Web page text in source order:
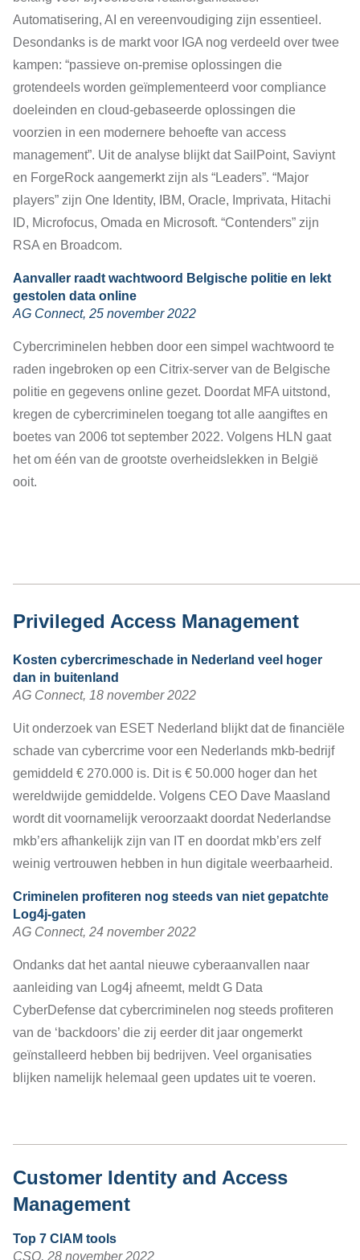
Automatisering, AI en vereenvoudiging zijn essentieel.
Desondanks is de markt voor IGA nog verdeeld over twee
kampen: “passieve on-premise oplossingen die
grotendeels worden geïmplementeerd voor compliance
doeleinden en cloud-gebaseerde oplossingen die
voorzien in een modernere behoefte van access
management”. Uit de analyse blijkt dat SailPoint, Saviynt
en ForgeRock aangemerkt zijn als “Leaders”. “Major
players” zijn One Identity, IBM, Oracle, Imprivata, Hitachi
ID, Microfocus, Omada en Microsoft. “Contenders” zijn
RSA en Broadcom.
Aanvaller raadt wachtwoord Belgische politie en lekt
gestolen data online
AG Connect, 25 november 2022
Cybercriminelen hebben door een simpel wachtwoord te
raden ingebroken op een Citrix-server van de Belgische
politie en gegevens online gezet. Doordat MFA uitstond,
kregen de cybercriminelen toegang tot alle aangiftes en
boetes van 2006 tot september 2022. Volgens HLN gaat
het om één van de grootste overheidslekken in België
ooit.
Privileged Access Management
Kosten cybercrimeschade in Nederland veel hoger
dan in buitenland
AG Connect, 18 november 2022
Uit onderzoek van ESET Nederland blijkt dat de financiële
schade van cybercrime voor een Nederlands mkb-bedrijf
gemiddeld € 270.000 is. Dit is € 50.000 hoger dan het
wereldwijde gemiddelde. Volgens CEO Dave Maasland
wordt dit voornamelijk veroorzaakt doordat Nederlandse
mkb’ers afhankelijk zijn van IT en doordat mkb’ers zelf
weinig vertrouwen hebben in hun digitale weerbaarheid.
Criminelen profiteren nog steeds van niet gepatchte
Log4j-gaten
AG Connect, 24 november 2022
Ondanks dat het aantal nieuwe cyberaanvallen naar
aanleiding van Log4j afneemt, meldt G Data
CyberDefense dat cybercriminelen nog steeds profiteren
van de ‘backdoors’ die zij eerder dit jaar ongemerkt
geïnstalleerd hebben bij bedrijven. Veel organisaties
blijken namelijk helemaal geen updates uit te voeren.
Customer Identity and Access
Management
Top 7 CIAM tools
CSO, 28 november 2022